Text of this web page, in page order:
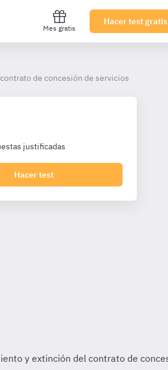
Mes gratis
Hacer test gratis
de concesión de servicios
justificadas
Hacer test